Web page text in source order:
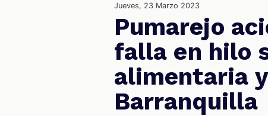
Jueves, 23 Marzo 2023
Pumarejo
falla en hilo
alimentaria
Barranquilla